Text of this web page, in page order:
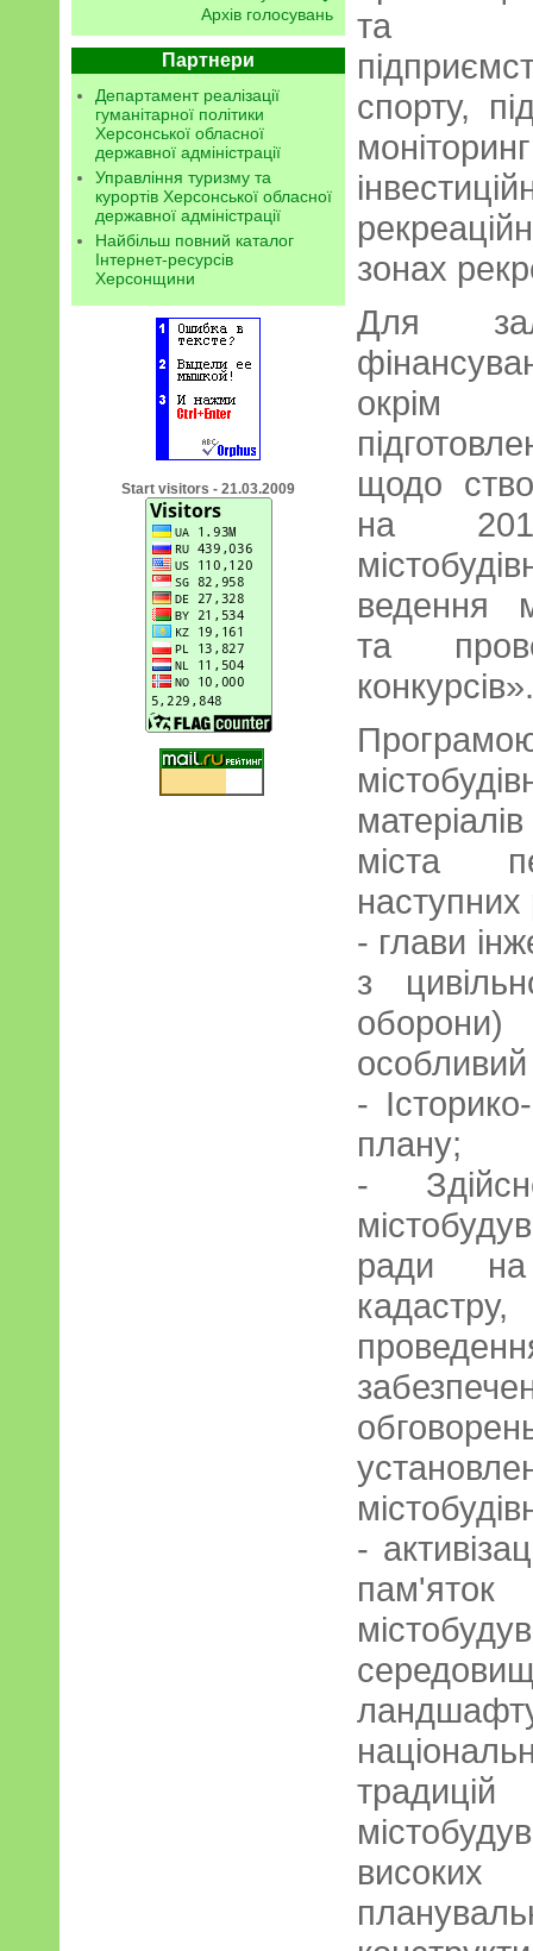
Архів голосувань
Партнери
Департамент реалізації
гуманітарної політики
Херсонської обласної
державної адміністрації
Управління туризму та
курортів Херсонської обласної
державної адміністрації
Найбільш повний каталог
Інтернет-ресурсів
Херсонщини
Start visitors - 21.03.2009
та
спорту,
зонах
Для
окрім
щодо
на
ведення
та
конкурсів».
міста
наступних
- глави
з
особливий
-
плану;
-
ради на
-